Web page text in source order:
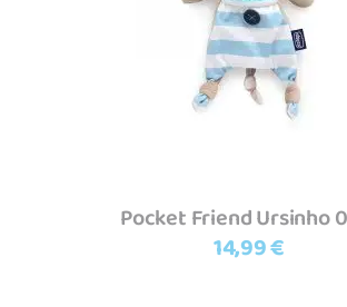
Adicionar
Pocket Friend Ursinho
14,99€